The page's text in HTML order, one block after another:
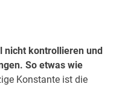
nicht kontrollieren und
So etwas wie
Konstante ist die